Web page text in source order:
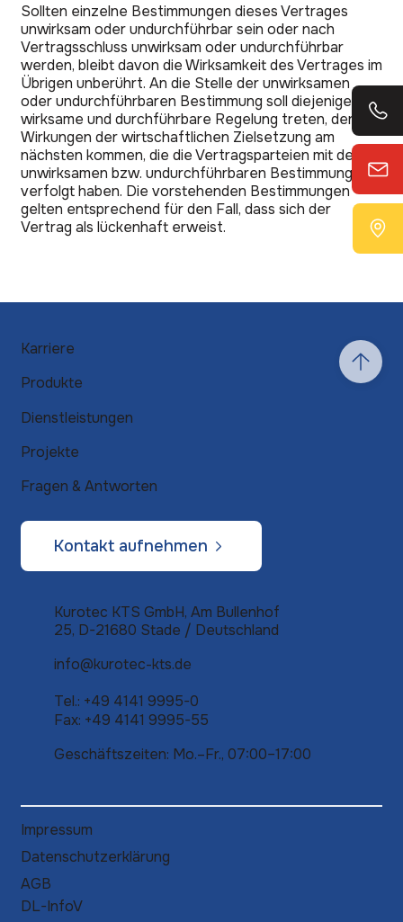
Sollten einzelne Bestimmungen dieses Vertrages
unwirksam oder undurchführbar sein oder nach
Vertragsschluss unwirksam oder undurchführbar
werden, bleibt davon die Wirksamkeit des Vertrages im
Übrigen unberührt. An die Stelle der unwirksamen
oder undurchführbaren Bestimmung soll diejenige
wirksame und durchführbare Regelung treten, deren
Wirkungen der wirtschaftlichen Zielsetzung am
nächsten kommen, die die Vertragsparteien mit der
unwirksamen bzw. undurchführbaren Bestimmung
verfolgt haben. Die vorstehenden Bestimmungen
gelten entsprechend für den Fall, dass sich der
Vertrag als lückenhaft erweist.
Geschäftszeiten: Mo.–Fr., 07:00–17:00
Tel.: +49 4141 9995-0
Fax: +49 4141 9995-55
Kurotec KTS GmbH, Am Bullenhof
25, D-21680 Stade / Deutschland
info@kurotec-kts.de
Karriere
Produkte
Dienstleistungen
Projekte
Fragen & Antworten
Kontakt aufnehmen
Impressum
Datenschutzerklärung
AGB
DL-InfoV